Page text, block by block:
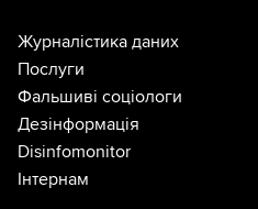
Журналістика даних
Послуги
Фальшиві соціологи
Дезінформація
Disinfomonitor
Інтернам